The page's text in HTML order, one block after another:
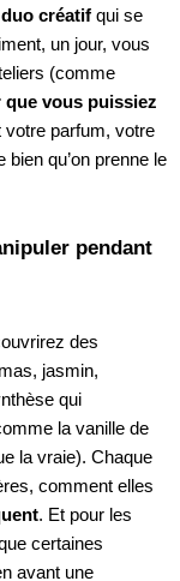
créatif qui se
un jour, vous
(comme
vous puissiez
votre parfum, votre
qu’on prenne le
pendant
des
jasmin,
qui
la vanille de
la vraie). Chaque
comment elles
. Et pour les
certaines
avant une